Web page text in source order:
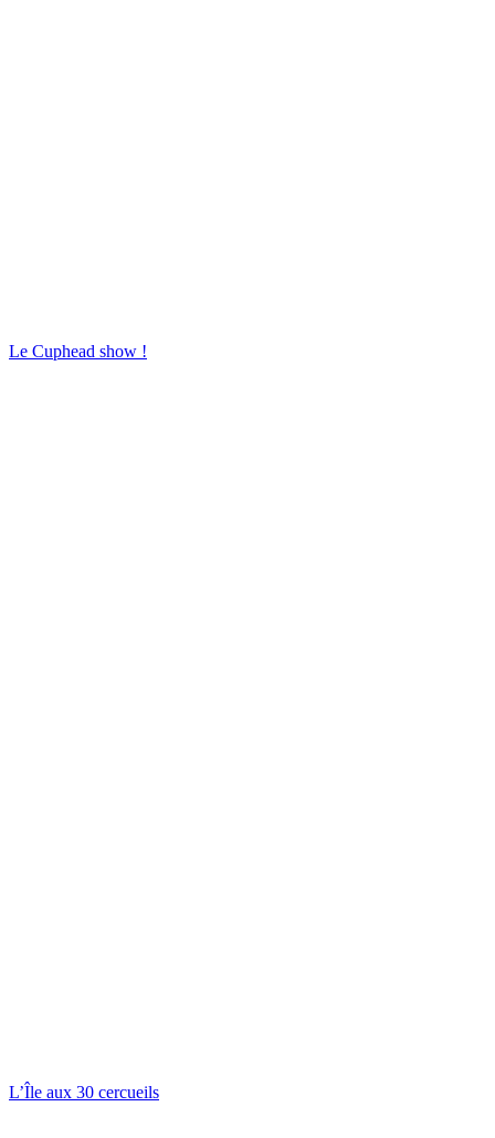
Le Cuphead show !
L’Île aux 30 cercueils